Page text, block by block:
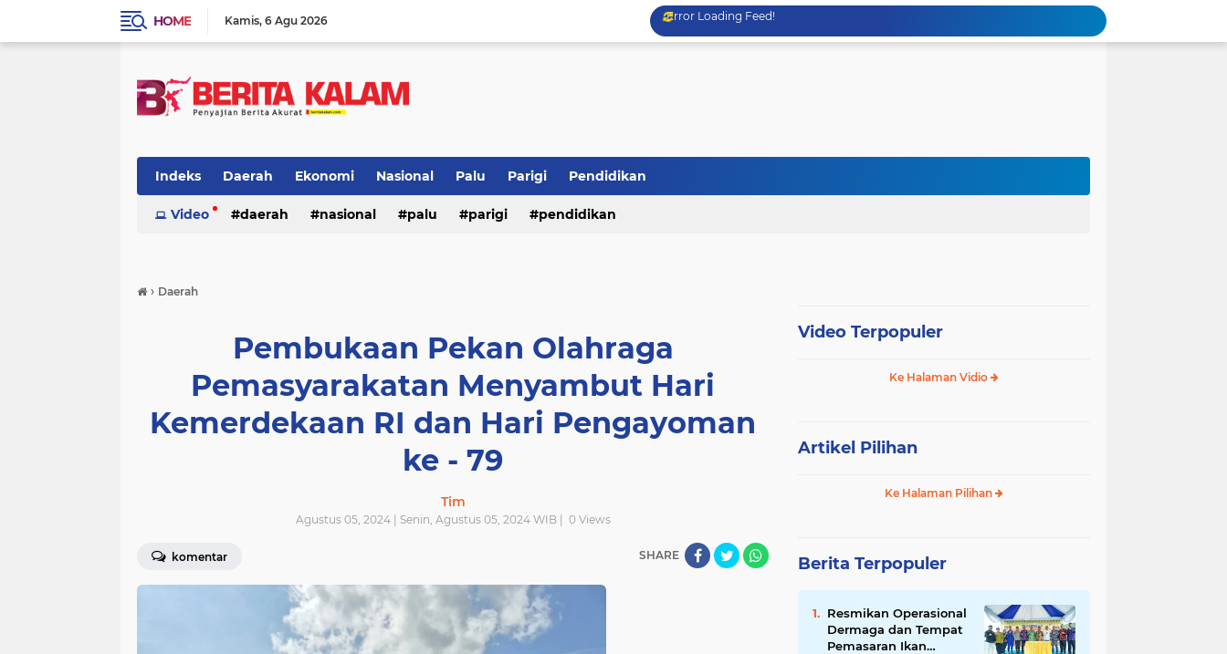
HOME Kamis 6 Agu 2026 Error Loading Feed!
Indeks Daerah Ekonomi Nasional Palu Parigi Pendidikan
Video daerah nasional palu parigi pendidikan
› Daerah
Pembukaan Pekan Olahraga
Pemasyarakatan Menyambut Hari
Kemerdekaan RI dan Hari Pengayoman
ke - 79
Tim
Agustus 05, 2024 | Senin, Agustus 05, 2024 WIB | 0Views
komentar SHARE
Video Terpopuler
Ke Halaman Vidio
Artikel Pilihan
Ke Halaman Pilihan
Berita Terpopuler
Resmikan Operasional
Dermaga dan Tempat
Pemasaran Ikan